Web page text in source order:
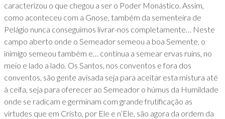
caracterizou o que chegou a ser o Poder Monástico. Assim,
como aconteceu com a Gnose, também da sementeira de
Pelágio nunca conseguimos livrar-nos completamente… Neste
campo aberto onde o Semeador semeou a boa Semente, o
inimigo semeou também e… continua a semear ervas ruins, no
meio e lado a lado. Os Santos, nos conventos e fora dos
conventos, são gente avisada seja para aceitar esta mistura até
à ceifa, seja para oferecer ao Semeador o húmus da Humildade
onde se radicam e germinam com grande frutificação as
virtudes que em Cristo, por Ele e n’Ele, são agora da ordem da